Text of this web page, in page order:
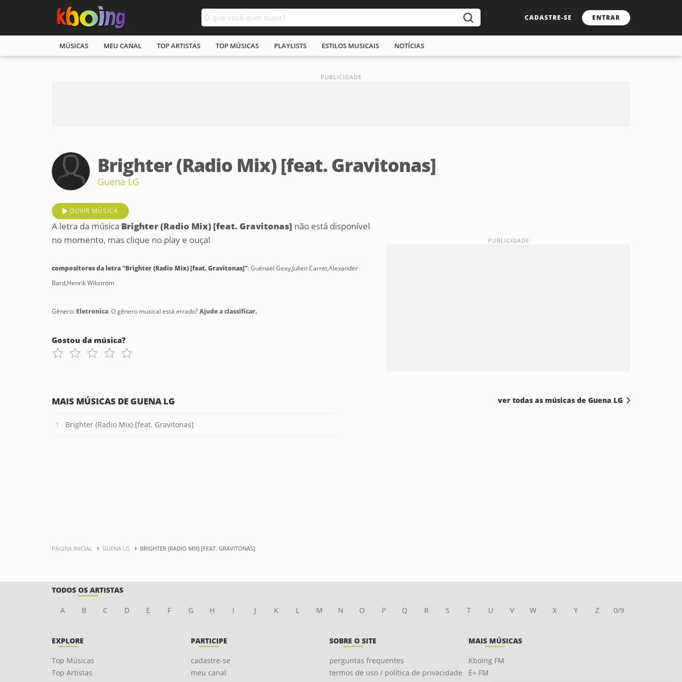
CADASTRE-SE ENTRAR
MÚSICAS MEU CANAL TOP ARTISTAS TOP MÚSICAS PLAYLISTS ESTILOS MUSICAIS NOTÍCIAS
Brighter (Radio Mix) [feat. Gravitonas]
Guena LG
OUVIR MÚSICA
A letra da música Brighter (Radio Mix) [feat. Gravitonas] não está disponível
no momento, mas clique no play e ouça!
compositores da letra "Brighter (Radio Mix) [feat. Gravitonas]": Guénaël Geay,Julien Carret,Alexander
Bard,Henrik Wikström
Gênero: Eletronica. O gênero musical está errado?Ajude a classificar.
Gostou da música?
MAIS MÚSICAS DE GUENA LG
Brighter (Radio Mix) [feat. Gravitonas]
ver todas as músicas de Guena LG
PÁGINA INICIAL GUENA LG BRIGHTER (RADIO MIX) [FEAT. GRAVITONAS]
TODOS OS ARTISTAS
A B C D E F G H I J K L M N O P Q R S T U V W X Y Z 0/9
EXPLORE
Top Músicas
Top Artistas
PARTICIPE
cadastre-se
meu canal
SOBRE O SITE
perguntas frequentes
termos de uso / política de privacidade
MAIS MÚSICAS
Kboing FM
É+ FM